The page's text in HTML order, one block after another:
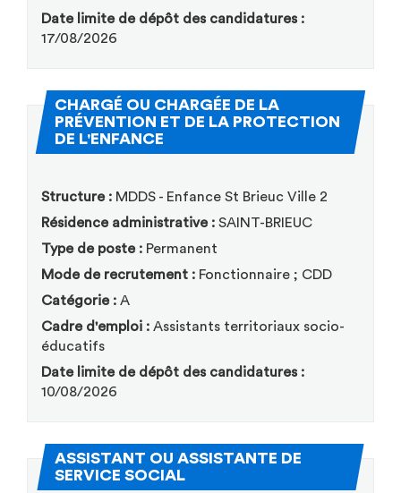
Date limite de dépôt des candidatures :
17/08/2026
CHARGÉ OU CHARGÉE DE LA
PRÉVENTION ET DE LA PROTECTION
DE L'ENFANCE
Structure : MDDS - Enfance St Brieuc Ville 2
Résidence administrative : SAINT-BRIEUC
Type de poste : Permanent
Mode de recrutement : Fonctionnaire ; CDD
Catégorie : A
Cadre d'emploi : Assistants territoriaux socio-
éducatifs
Date limite de dépôt des candidatures :
10/08/2026
ASSISTANT OU ASSISTANTE DE
SERVICE SOCIAL